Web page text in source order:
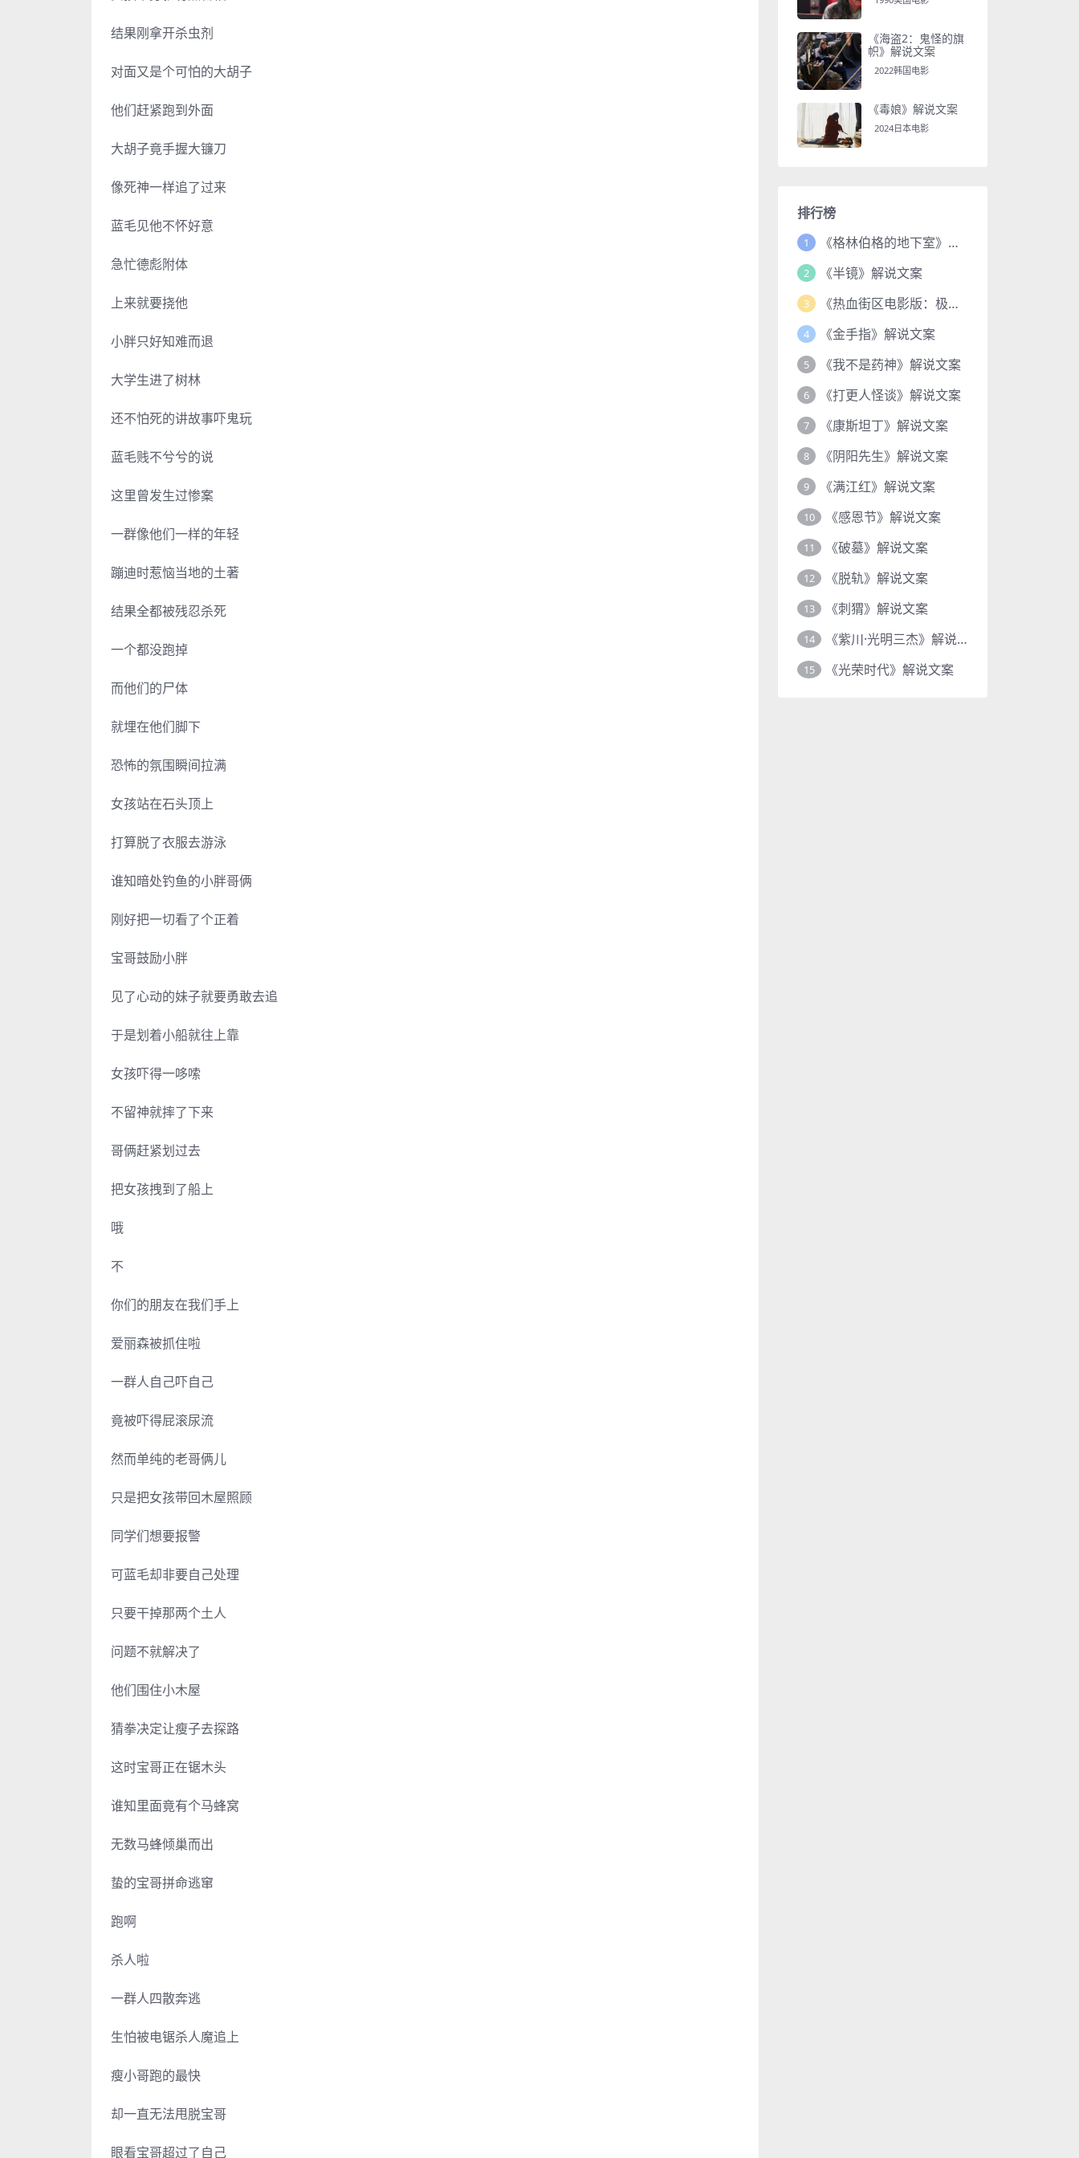
结果刚拿开杀虫剂
对面又是个可怕的大胡子
他们赶紧跑到外面
大胡子竟手握大镰刀
像死神一样追了过来
蓝毛见他不怀好意
急忙德彪附体
上来就要挠他
小胖只好知难而退
大学生进了树林
还不怕死的讲故事吓鬼玩
蓝毛贱不兮兮的说
这里曾发生过惨案
一群像他们一样的年轻
蹦迪时惹恼当地的土著
结果全都被残忍杀死
一个都没跑掉
而他们的尸体
就埋在他们脚下
恐怖的氛围瞬间拉满
女孩站在石头顶上
打算脱了衣服去游泳
谁知暗处钓鱼的小胖哥俩
刚好把一切看了个正着
宝哥鼓励小胖
见了心动的妹子就要勇敢去追
于是划着小船就往上靠
女孩吓得一哆嗦
不留神就摔了下来
哥俩赶紧划过去
把女孩拽到了船上
哦
不
你们的朋友在我们手上
爱丽森被抓住啦
一群人自己吓自己
竟被吓得屁滚尿流
然而单纯的老哥俩儿
只是把女孩带回木屋照顾
同学们想要报警
可蓝毛却非要自己处理
只要干掉那两个土人
问题不就解决了
他们围住小木屋
猜拳决定让瘦子去探路
这时宝哥正在锯木头
谁知里面竟有个马蜂窝
无数马蜂倾巢而出
蛰的宝哥拼命逃窜
跑啊
杀人啦
一群人四散奔逃
生怕被电锯杀人魔追上
瘦小哥跑的最快
却一直无法甩脱宝哥
眼看宝哥超过了自己
《海盗2：鬼怪的旗
帜》解说文案
2022韩国电影
《毒娘》解说文案
2024日本电影
排行榜
1 《格林伯格的地下室》解说文案
2 《半镜》解说文案
3 《热血街区电影版：极恶王续篇》解说文案
4 《金手指》解说文案
5 《我不是药神》解说文案
6 《打更人怪谈》解说文案
7 《康斯坦丁》解说文案
8 《阴阳先生》解说文案
9 《满江红》解说文案
10 《感恩节》解说文案
11 《破墓》解说文案
12 《脱轨》解说文案
13 《刺猬》解说文案
14 《紫川·光明三杰》解说文案
15 《光荣时代》解说文案